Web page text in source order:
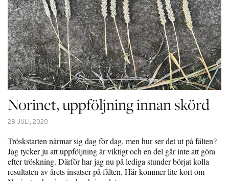
Norinet, uppföljning innan skörd
28 JULI, 2020
Tröskstarten närmar sig dag för dag, men hur ser det ut på fälten?
Jag tycker ju att uppföljning är viktigt och en del går inte att göra
efter tröskning. Därför har jag nu på lediga stunder börjat kolla
resultaten av årets insatser på fälten. Här kommer lite kort om